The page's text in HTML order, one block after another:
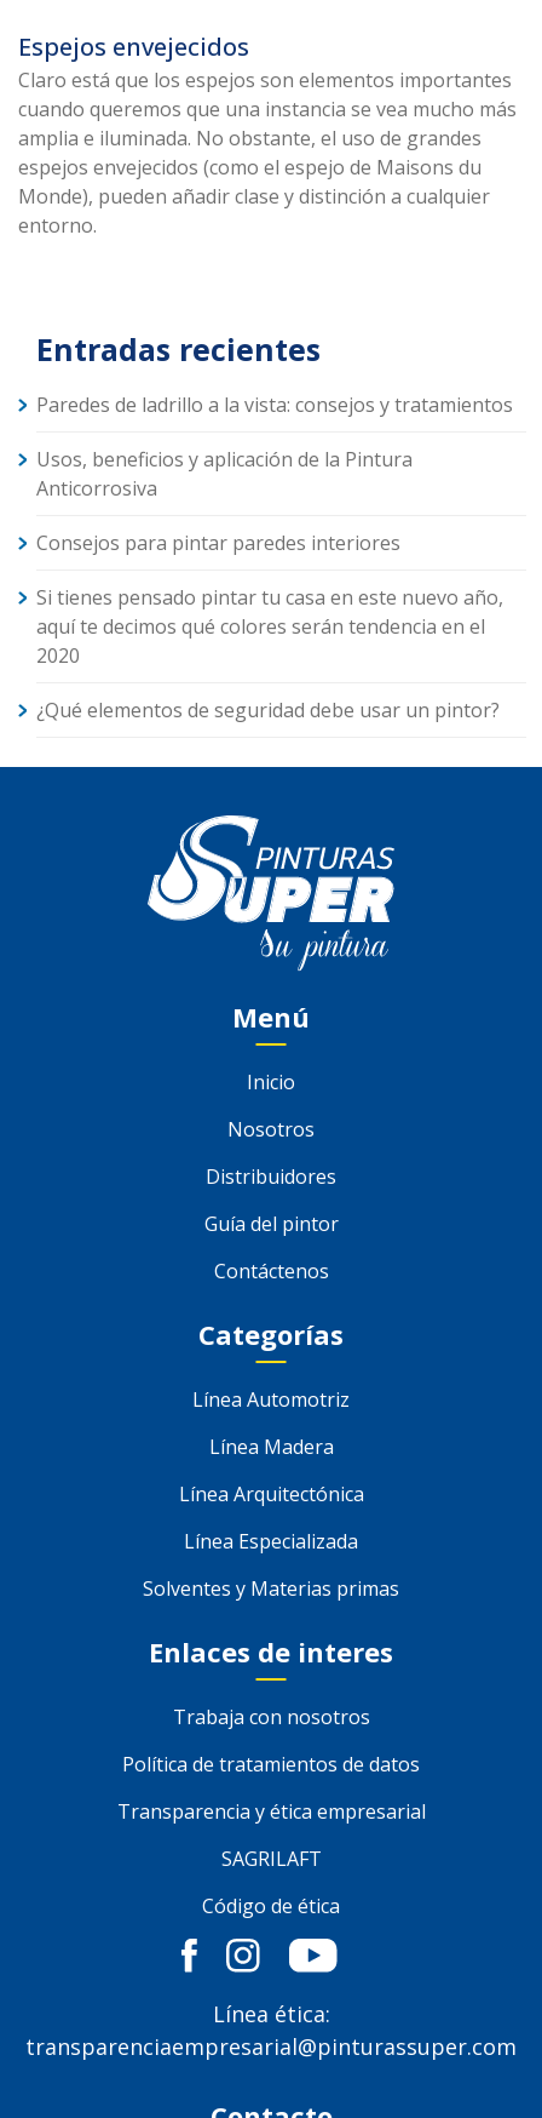
Espejos envejecidos
Claro está que los espejos son elementos importantes
cuando queremos que una instancia se vea mucho más
amplia e iluminada. No obstante, el uso de grandes
espejos envejecidos (como el espejo de Maisons du
Monde), pueden añadir clase y distinción a cualquier
entorno.
Entradas recientes
Paredes de ladrillo a la vista: consejos y tratamientos
Usos, beneficios y aplicación de la Pintura
Anticorrosiva
Consejos para pintar paredes interiores
Si tienes pensado pintar tu casa en este nuevo año,
aquí te decimos qué colores serán tendencia en el
2020
¿Qué elementos de seguridad debe usar un pintor?
Menú
Inicio
Nosotros
Distribuidores
Guía del pintor
Contáctenos
Categorías
Línea Automotriz
Línea Madera
Línea Arquitectónica
Línea Especializada
Solventes y Materias primas
Enlaces de interes
Trabaja con nosotros
Política de tratamientos de datos
Transparencia y ética empresarial
SAGRILAFT
Código de ética
Línea ética:
transparenciaempresarial@pinturassuper.com